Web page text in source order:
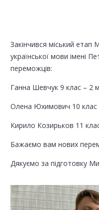
Закінчився міський етап
української мови імені
переможців:
Ганна Шевчук 9 клас – 2
Олена Юхимович 10 клас
Кирило Козирьков 11
Бажаємо вам нових
Дякуємо за підготовку